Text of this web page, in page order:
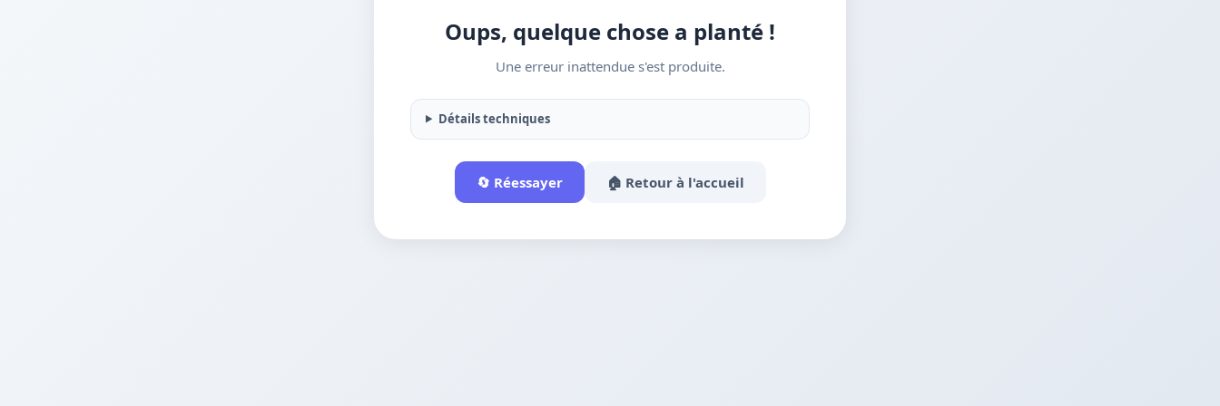
Oups, quelque chose a planté !
Une erreur inattendue s'est produite.
Détails techniques
🔄 Réessayer 🏠 Retour à l'accueil